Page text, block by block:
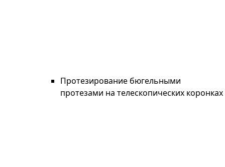
Протезирование бюгельными
протезами на телескопических коронках